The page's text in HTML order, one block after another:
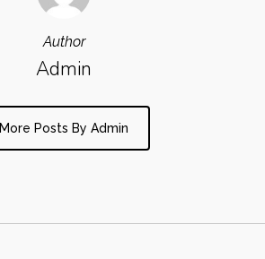
Author
Admin
More Posts By Admin